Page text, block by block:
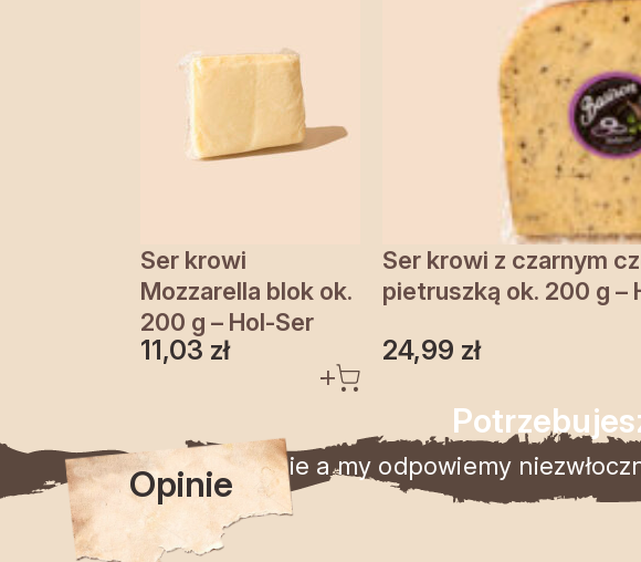
Ser krowi
Mozzarella blok ok.
200 g – Hol-Ser
11,03 zł
Ser krowi z czarnym
pietruszką ok. 200 g –
24,99 zł
Zadaj pytanie a my odpowiemy
Opinie